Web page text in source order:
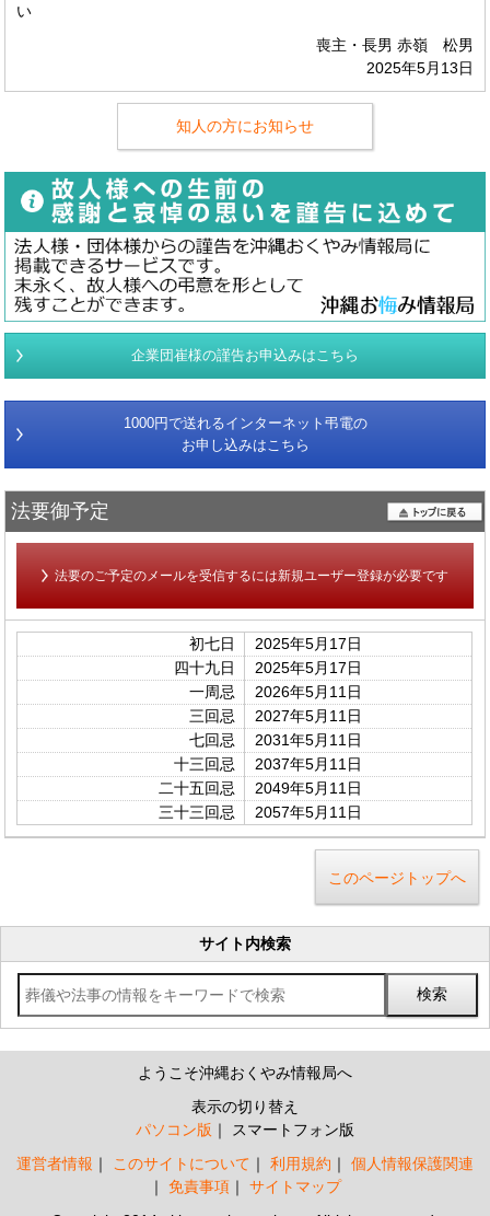
い
喪主・長男 赤嶺 松男
2025年5月13日
知人の方にお知らせ
企業団崔様の謹告お申込みはこちら
1000円で送れるインターネット弔電の
お申し込みはこちら
法要御予定
法要のご予定のメールを受信するには新規ユーザー登録が必要です
初七日
2025年5月17日
四十九日
2025年5月17日
一周忌
2026年5月11日
三回忌
2027年5月11日
七回忌
2031年5月11日
十三回忌
2037年5月11日
二十五回忌
2049年5月11日
三十三回忌
2057年5月11日
このページトップへ
サイト内検索
ようこそ沖縄おくやみ情報局へ
表示の切り替え
パソコン版
スマートフォン版
運営者情報
このサイトについて 利用規約
個人情報保護関連
免責事項
サイトマップ